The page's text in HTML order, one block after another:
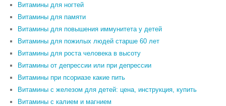
Витамины для ногтей
Витамины для памяти
Витамины для повышения иммунитета у детей
Витамины для пожилых людей старше 60 лет
Витамины для роста человека в высоту
Витамины от депрессии или при депрессии
Витамины при псориазе какие пить
Витамины с железом для детей: цена, инструкция, купить
Витамины с калием и магнием